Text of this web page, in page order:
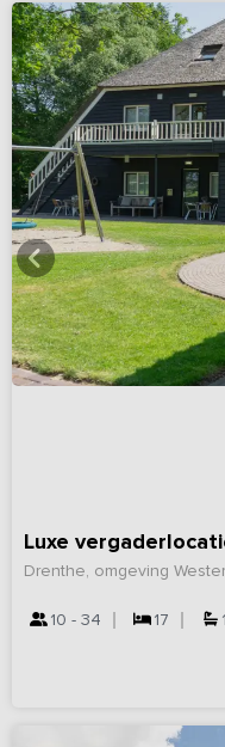
Luxe
Drenthe, omgeving
10 - 34 17